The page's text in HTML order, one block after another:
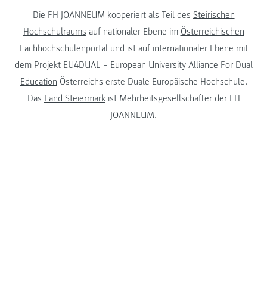
Die FH JOANNEUM kooperiert als Teil des Steirischen
Hochschulraums auf nationaler Ebene im Österreichischen
Fachhochschulenportalund ist auf internationaler Ebene mit
dem Projekt EU4DUAL – European University Alliance For Dual
Education Österreichs erste Duale Europäische Hochschule.
Das Land Steiermarkist Mehrheitsgesellschafter der FH
JOANNEUM.